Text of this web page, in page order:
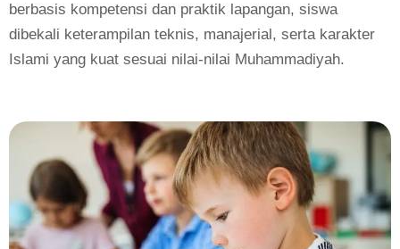
berbasis kompetensi dan praktik lapangan, siswa
dibekali keterampilan teknis, manajerial, serta karakter
Islami yang kuat sesuai nilai-nilai Muhammadiyah.